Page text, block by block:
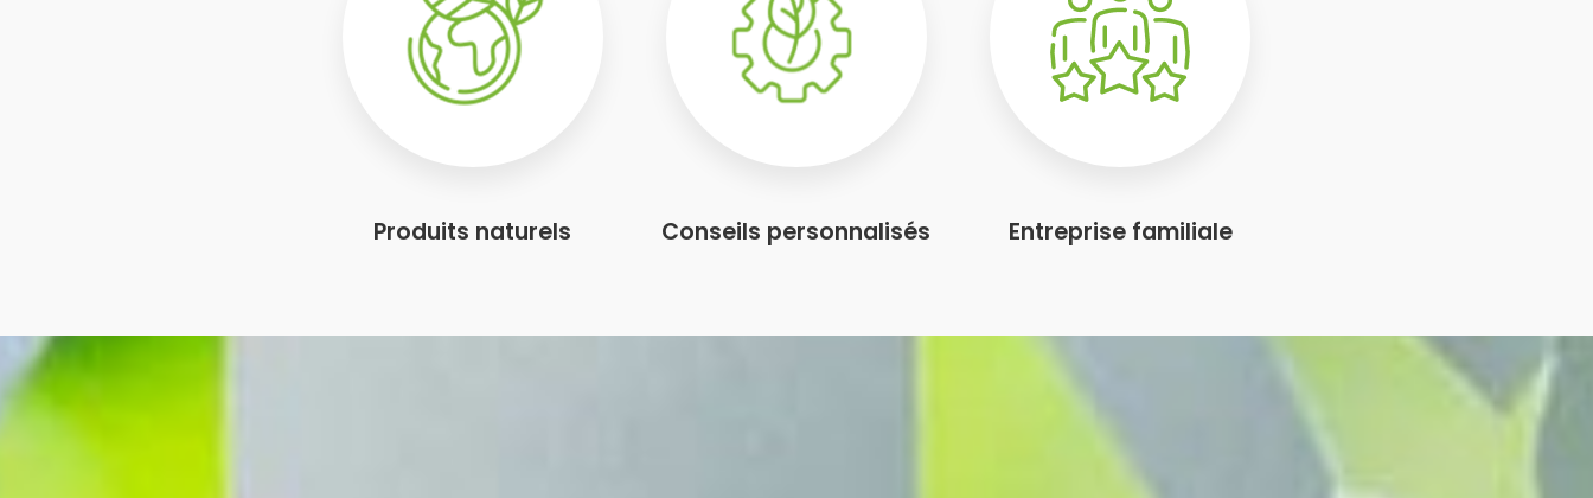
Produits naturels Conseils personnalisés Entreprise familiale